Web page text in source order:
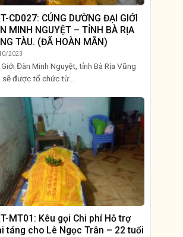
CD027: CÚNG DƯỜNG ĐẠI GIỚI
MINH NGUYỆT – TỈNH BÀ RỊA
TÀU. (ĐÃ HOÀN MÃN)
2023
Đàn Minh Nguyệt, tỉnh Bà Rịa Vũng
sẽ được tổ chức từ...
MT01: Kêu gọi Chi phí Hỗ trợ
táng cho Lê Ngọc Trân – 22 tuổi